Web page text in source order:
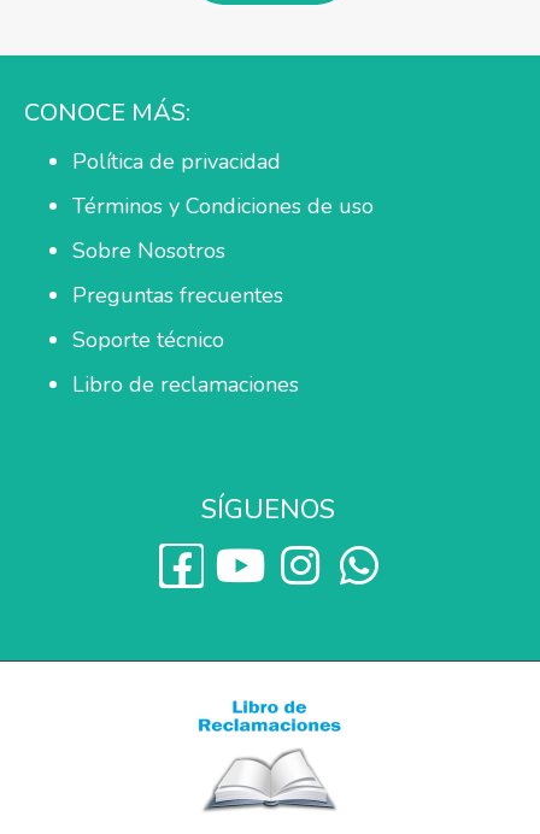
CONOCE MÁS:
Política de privacidad
Términos y Condiciones de uso
Sobre Nosotros
Preguntas frecuentes
Soporte técnico
Libro de reclamaciones
SÍGUENOS